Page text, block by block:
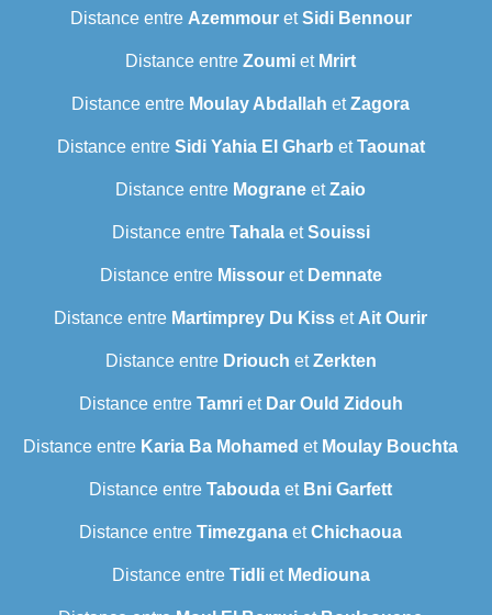
Distance entre AzemmouretSidi Bennour
Distance entre Zoumi et Mrirt
Distance entre Moulay Abdallah etZagora
Distance entre Sidi Yahia El Gharb etTaounat
Distance entre Mograne etZaio
Distance entre TahalaetSouissi
Distance entre Missouret Demnate
Distance entre Martimprey Du Kiss et Ait Ourir
Distance entre Driouch etZerkten
Distance entre Tamriet Dar Ould Zidouh
Distance entre Karia Ba Mohamed et Moulay Bouchta
Distance entre Tabouda et Bni Garfett
Distance entre Timezgana etChichaoua
Distance entre Tidliet Mediouna